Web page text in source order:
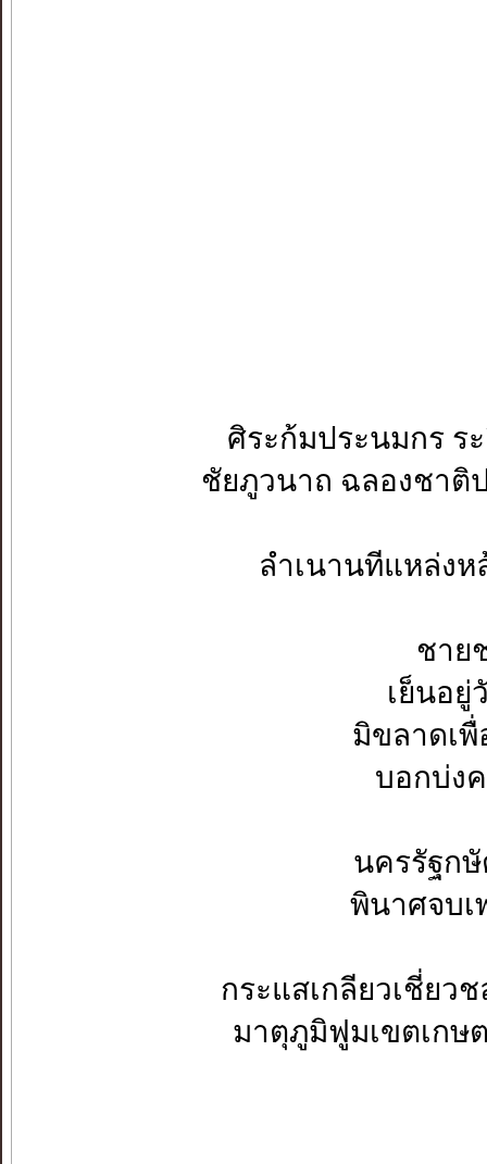
ศิระก้มประนมกร ร
ชัยภูวนาถ ฉลองชาติ
ลำเนานทีแหล่งห
ชาย
เย็นอ
มิขลาดเ
บอกบ่
นครรัฐก
พินาศจบ
กระแสเกลียวเชี่
มาตุภูมิฟูมเขตเ